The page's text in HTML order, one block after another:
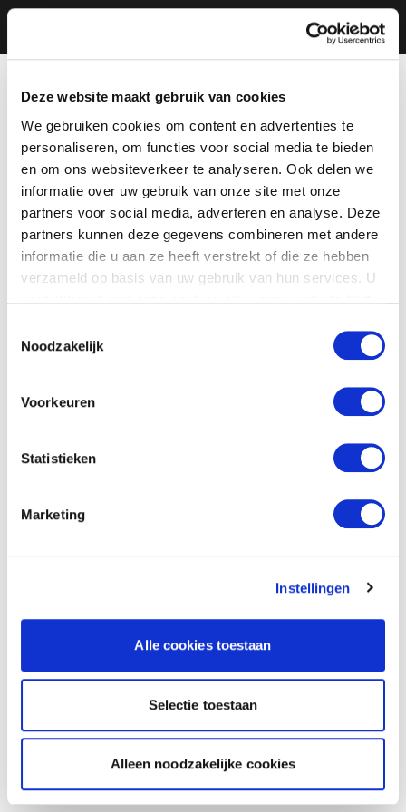
Deze website maakt gebruik van cookies
We gebruiken cookies om content en advertenties te
personaliseren, om functies voor social media te bieden
en om ons websiteverkeer te analyseren. Ook delen we
informatie over uw gebruik van onze site met onze
partners voor social media, adverteren en analyse. Deze
partners kunnen deze gegevens combineren met andere
informatie die u aan ze heeft verstrekt of die ze hebben
verzameld op basis van uw gebruik van hun services. U
Noodzakelijk
Voorkeuren
Statistieken
Marketing
Instellingen
Alle cookies toestaan
Selectie toestaan
Alleen noodzakelijke cookies